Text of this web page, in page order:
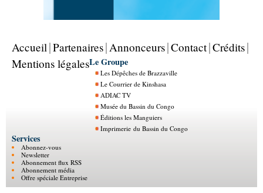
Accueil Partenaires Annonceurs Contact Crédits
Mentions légalesLe Groupe
Les Dépêches de Brazzaville
Le Courrier de Kinshasa
ADIAC TV
Musée du Bassin du Congo
Éditions les Manguiers
Imprimerie du Bassin du Congo
Services
Abonnez-vous
Newsletter
Abonnement flux RSS
Abonnement média
Offre spéciale Entreprise